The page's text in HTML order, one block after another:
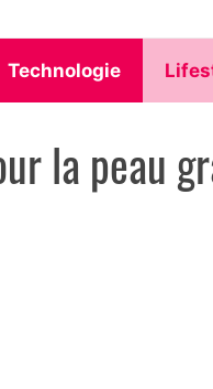
Technologie
la peau